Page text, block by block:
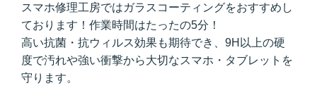
スマホ修理工房ではガラスコーティングをおすすめし
ております！作業時間はたったの5分！
高い抗菌・抗ウィルス効果も期待でき、9H以上の硬
度で汚れや強い衝撃から大切なスマホ・タブレットを
守ります。